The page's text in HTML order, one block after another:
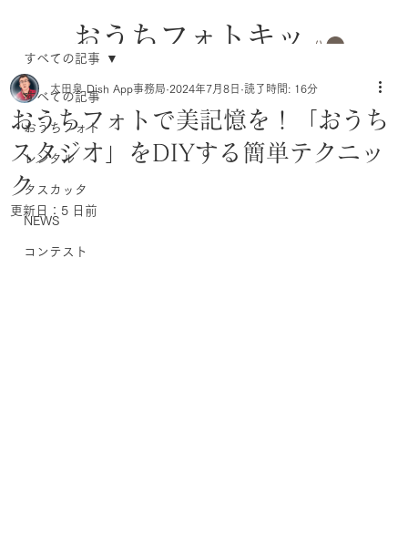
おうちフォトキッ
トのレンタル
すべての記事
おうちフォト
レンタル
タスカッタ
NEWS
コンテスト
すべての記事
おうちフォトで美記憶を！「おうち
スタジオ」をDIYする簡単テクニッ
ク
太田泉 Dish App事務局 2024年7月8日 読了時間: 16分
更新日： 5 日前